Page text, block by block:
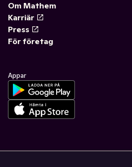
Om Mathem
Karriär
Press
För företag
Appar